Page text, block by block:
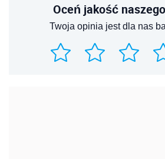
Oceń jakość
Twoja opinia jest dla nas